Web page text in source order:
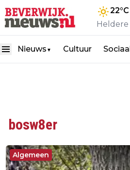
22°C
Heldere
Nieuws ▼ Cultuur
bosw8er
Algemeen